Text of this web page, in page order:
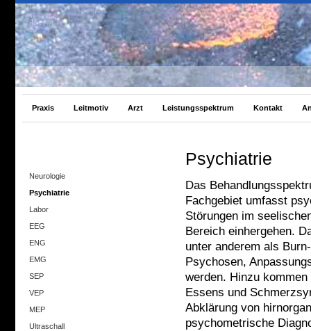
Praxis Leitmotiv Arzt Leistungsspektrum Kontakt
Neurologie
Psychiatrie
Labor
EEG
ENG
EMG
SEP
VEP
MEP
Ultraschall
Psychiatrie
Das
Fachgebiet umfasst
Störungen im
Bereich einhergehen.
unter anderem als
Psychosen,
werden. Hinzu
Essens und
Abklärung von
psychometrische